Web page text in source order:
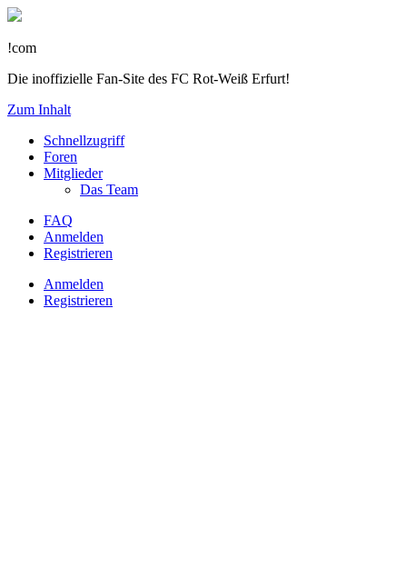
!com
Die inoffizielle Fan-Site des FC Rot-Weiß Erfurt!
Zum Inhalt
Schnellzugriff
Foren
Mitglieder
Das Team
FAQ
Anmelden
Registrieren
Anmelden
Registrieren